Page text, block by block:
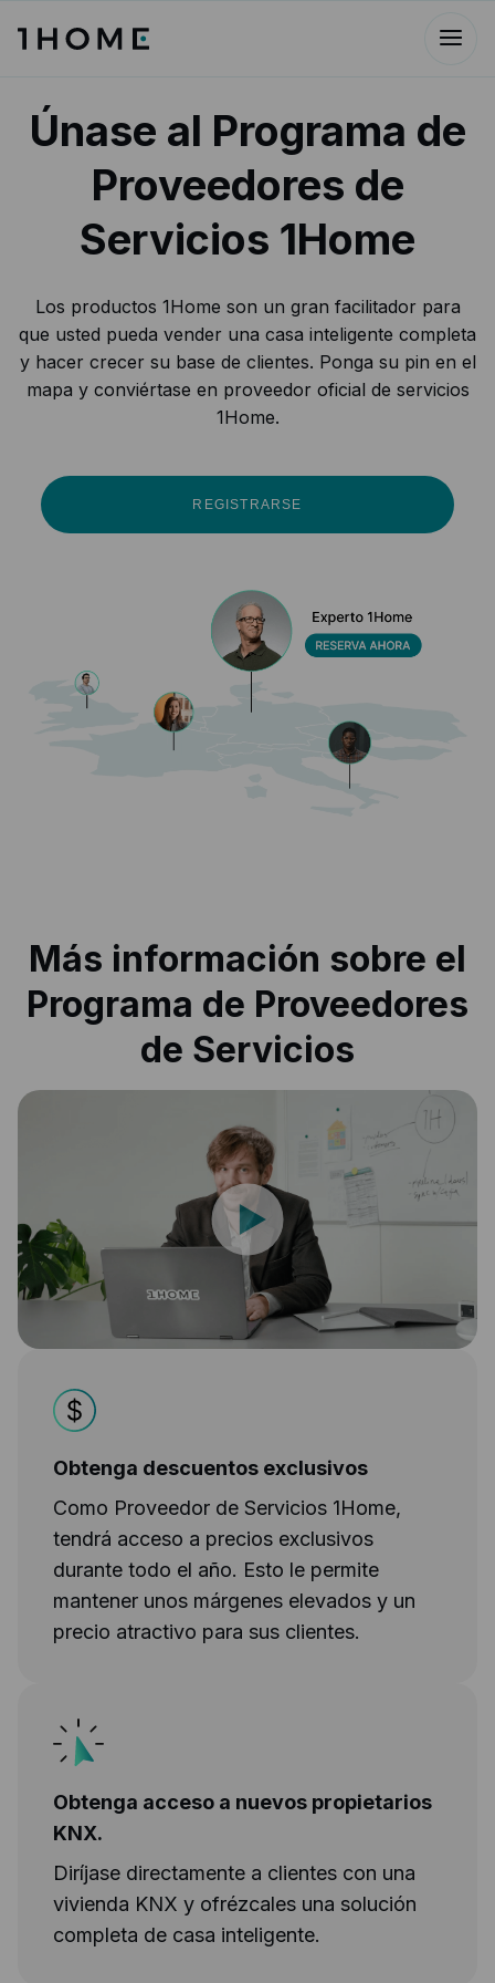
Únase al Programa de
Proveedores de
Servicios 1Home
Los productos 1Home son un gran facilitador para
que usted pueda vender una casa inteligente completa
y hacer crecer su base de clientes. Ponga su pin en el
mapa y conviértase en proveedor oficial de servicios
1Home.
REGISTRARSE
Más información sobre el
Programa de Proveedores
de Servicios
Obtenga descuentos exclusivos
Como Proveedor de Servicios 1Home,
tendrá acceso a precios exclusivos
durante todo el año. Esto le permite
mantener unos márgenes elevados y un
precio atractivo para sus clientes.
Obtenga acceso a nuevos propietarios
KNX.
Diríjase directamente a clientes con una
vivienda KNX y ofrézcales una solución
completa de casa inteligente.